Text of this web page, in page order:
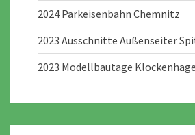
2024 Parkeisenbahn Chemnitz
2023 Ausschnitte Außenseiter
2023 Modellbautage